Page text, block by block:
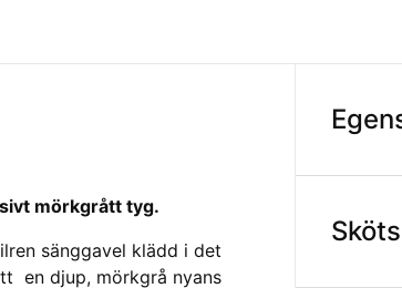
mörkgrått tyg.
sänggavel klädd i det
 en djup, mörkgrå nyans